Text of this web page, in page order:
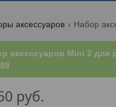
аксессуаров
аксессуаров Mini 2 для
руб.